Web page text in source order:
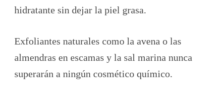
hidratante sin dejar la piel grasa.
Exfoliantes naturales como la avena o las
almendras en escamas y la sal marina nunca
superarán a ningún cosmético químico.